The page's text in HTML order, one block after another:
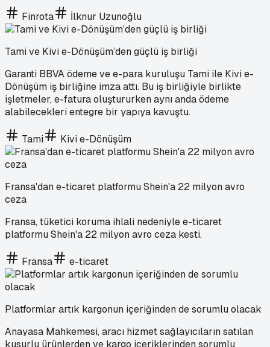
Finrota İlknur Uzunoğlu
Tami ve Kivi e-Dönüşüm’den güçlü iş birliği
Garanti BBVA ödeme ve e-para kuruluşu Tami ile Kivi e-
Dönüşüm iş birliğine imza attı. Bu iş birliğiyle birlikte
işletmeler, e-fatura oluştururken aynı anda ödeme
alabilecekleri entegre bir yapıya kavuştu.
Tami Kivi e-Dönüşüm
Fransa'dan e-ticaret platformu Shein'a 22 milyon avro
ceza
Fransa, tüketici koruma ihlali nedeniyle e-ticaret
platformu Shein'a 22 milyon avro ceza kesti.
Fransa e-ticaret
Platformlar artık kargonun içeriğinden de sorumlu olacak
Anayasa Mahkemesi, aracı hizmet sağlayıcıların satılan
kusurlu ürünlerden ve kargo içeriklerinden sorumlu